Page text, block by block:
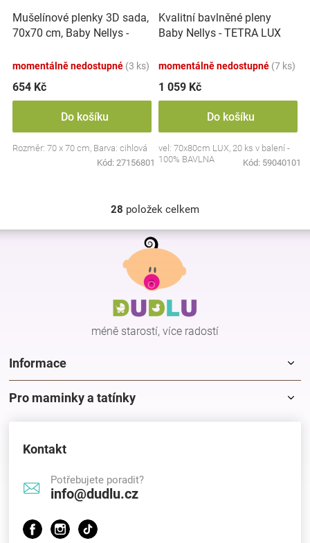
Mušelínové plenky 3D sada,
70x70 cm, Baby Nellys -
momentálně nedostupné (3 ks)
654 Kč
Do košíku
Rozměr: 70 x 70 cm, Barva: cihlová
Kód: 27156801
Kvalitní bavlněné pleny
Baby Nellys - TETRA LUX
momentálně nedostupné (7 ks)
1 059 Kč
Do košíku
vel: 70x80cm LUX, 20 ks v balení -
100% BAVLNA
Kód: 59040101
O
v
l
d
a
c
í
p
r
28 položek celkem
Z
méně starostí, více radostí
Informace
Pro maminky a tatínky
Kontakt
Potřebujete poradit?
info@dudlu.cz